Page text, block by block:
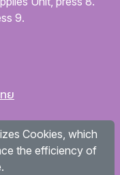
9.
ย
of Thailand
Cookies, which
the efficiency of